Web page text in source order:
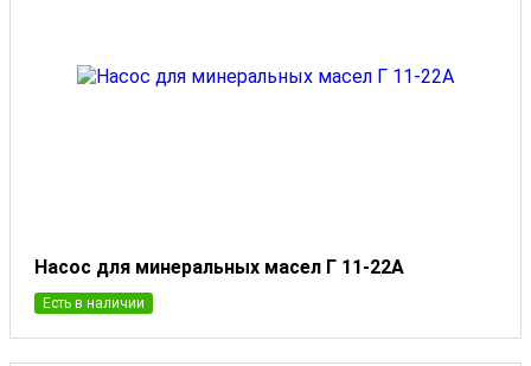
Насос для минеральных масел Г 11-22А
Есть в наличии